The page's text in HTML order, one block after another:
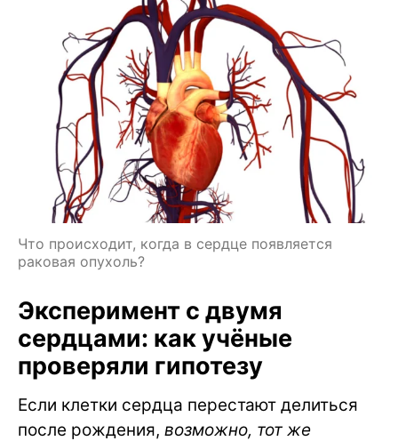
Что происходит, когда в сердце появляется
раковая опухоль?
Эксперимент с двумя
сердцами: как учёные
проверяли гипотезу
Если клетки сердца перестают делиться
после рождения, возможно, тот же